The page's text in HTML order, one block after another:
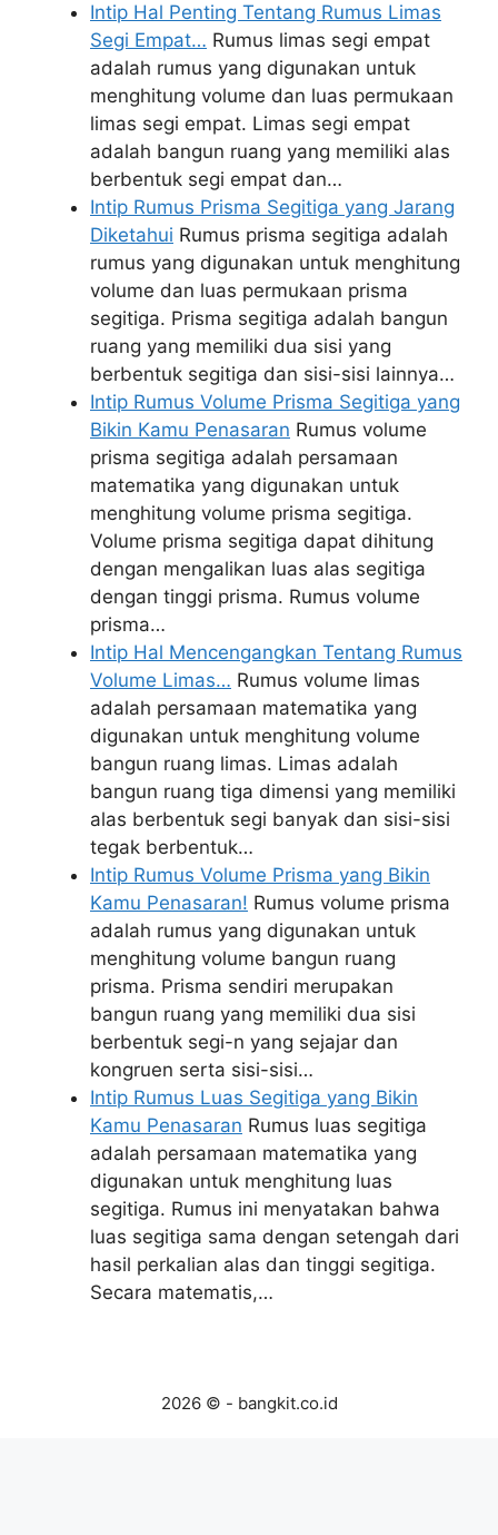
Intip Hal Penting Tentang Rumus Limas
Segi Empat… Rumus limas segi empat
adalah rumus yang digunakan untuk
menghitung volume dan luas permukaan
limas segi empat. Limas segi empat
adalah bangun ruang yang memiliki alas
berbentuk segi empat dan…
Intip Rumus Prisma Segitiga yang Jarang
Diketahui Rumus prisma segitiga adalah
rumus yang digunakan untuk menghitung
volume dan luas permukaan prisma
segitiga. Prisma segitiga adalah bangun
ruang yang memiliki dua sisi yang
berbentuk segitiga dan sisi-sisi lainnya…
Intip Rumus Volume Prisma Segitiga yang
Bikin Kamu Penasaran Rumus volume
prisma segitiga adalah persamaan
matematika yang digunakan untuk
menghitung volume prisma segitiga.
Volume prisma segitiga dapat dihitung
dengan mengalikan luas alas segitiga
dengan tinggi prisma. Rumus volume
prisma…
Intip Hal Mencengangkan Tentang Rumus
Volume Limas… Rumus volume limas
adalah persamaan matematika yang
digunakan untuk menghitung volume
bangun ruang limas. Limas adalah
bangun ruang tiga dimensi yang memiliki
alas berbentuk segi banyak dan sisi-sisi
tegak berbentuk…
Intip Rumus Volume Prisma yang Bikin
Kamu Penasaran! Rumus volume prisma
adalah rumus yang digunakan untuk
menghitung volume bangun ruang
prisma. Prisma sendiri merupakan
bangun ruang yang memiliki dua sisi
berbentuk segi-n yang sejajar dan
kongruen serta sisi-sisi…
Intip Rumus Luas Segitiga yang Bikin
Kamu Penasaran Rumus luas segitiga
adalah persamaan matematika yang
digunakan untuk menghitung luas
segitiga. Rumus ini menyatakan bahwa
luas segitiga sama dengan setengah dari
hasil perkalian alas dan tinggi segitiga.
Secara matematis,…
2026 © - bangkit.co.id